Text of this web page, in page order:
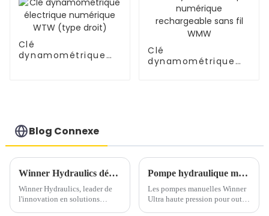
Clé
dynamométrique
Clé
dynamométrique
Blog Connexe
Winner Hydraulics dévoile une pompe hydraulique à pied pneumatique polyvalente pour les applications industrielles
Winner Hydraulics, leader de
l'innovation en solutions
Pompe hydraulique manuelle ultra haute pression 2800 bars pour tendeurs
Les pompes manuelles Winner
Ultra haute pression pour outils